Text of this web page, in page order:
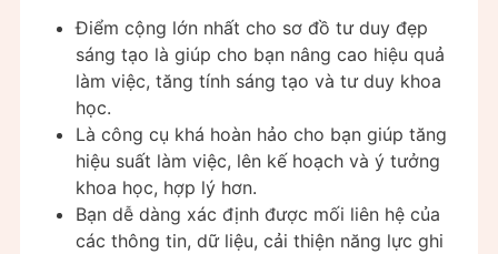
Điểm cộng lớn nhất cho sơ đồ tư duy đẹp
sáng tạo là giúp cho bạn nâng cao hiệu quả
làm việc, tăng tính sáng tạo và tư duy khoa
học.
Là công cụ khá hoàn hảo cho bạn giúp tăng
hiệu suất làm việc, lên kế hoạch và ý tưởng
khoa học, hợp lý hơn.
Bạn dễ dàng xác định được mối liên hệ của
các thông tin, dữ liệu, cải thiện năng lực ghi